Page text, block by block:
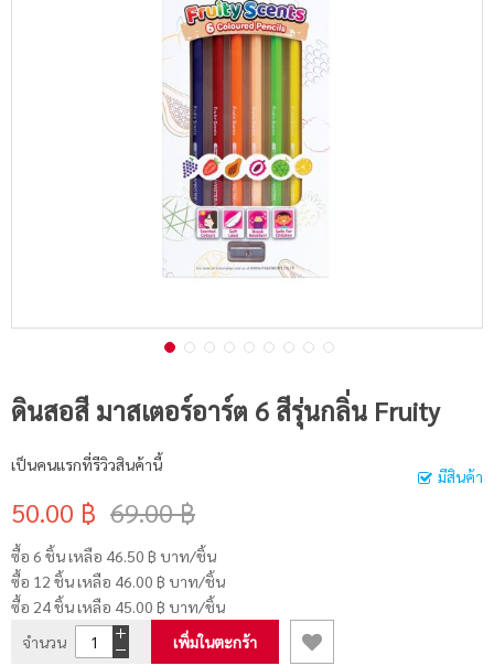
ดินสอสี มาสเตอร์อาร์ต 6 สีรุ่นกลิ่น Fruity
มีสินค้า
เป็นคนแรกที่รีวิวสินค้านี้
50.00 ฿ 69.00 ฿
ซื้อ 6 ชิ้น เหลือ 46.50 ฿ บาท/ชิ้น
ซื้อ 12 ชิ้น เหลือ 46.00 ฿ บาท/ชิ้น
ซื้อ 24 ชิ้น เหลือ 45.00 ฿ บาท/ชิ้น
จำนวน
เพิ่มในตะกร้า